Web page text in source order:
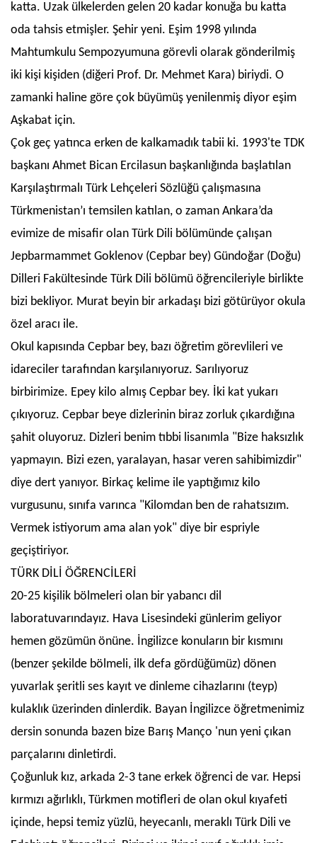
katta. Uzak ülkelerden gelen 20 kadar konuğa bu katta
oda tahsis etmişler. Şehir yeni. Eşim 1998 yılında
Mahtumkulu Sempozyumuna görevli olarak gönderilmiş
iki kişi kişiden (diğeri Prof. Dr. Mehmet Kara) biriydi. O
zamanki haline göre çok büyümüş yenilenmiş diyor eşim
Aşkabat için.
Çok geç yatınca erken de kalkamadık tabii ki. 1993'te TDK
başkanı Ahmet Bican Ercilasun başkanlığında başlatılan
Karşılaştırmalı Türk Lehçeleri Sözlüğü çalışmasına
Türkmenistan’ı temsilen katılan, o zaman Ankara’da
evimize de misafir olan Türk Dili bölümünde çalışan
Jepbarmammet Goklenov (Cepbar bey) Gündoğar (Doğu)
Dilleri Fakültesinde Türk Dili bölümü öğrencileriyle birlikte
bizi bekliyor. Murat beyin bir arkadaşı bizi götürüyor okula
özel aracı ile.
Okul kapısında Cepbar bey, bazı öğretim görevlileri ve
idareciler tarafından karşılanıyoruz. Sarılıyoruz
birbirimize. Epey kilo almış Cepbar bey. İki kat yukarı
çıkıyoruz. Cepbar beye dizlerinin biraz zorluk çıkardığına
şahit oluyoruz. Dizleri benim tıbbi lisanımla "Bize haksızlık
yapmayın. Bizi ezen, yaralayan, hasar veren sahibimizdir"
diye dert yanıyor. Birkaç kelime ile yaptığımız kilo
vurgusunu, sınıfa varınca "Kilomdan ben de rahatsızım.
Vermek istiyorum ama alan yok" diye bir espriyle
geçiştiriyor.
TÜRK DİLİ ÖĞRENCİLERİ
20-25 kişilik bölmeleri olan bir yabancı dil
laboratuvarındayız. Hava Lisesindeki günlerim geliyor
hemen gözümün önüne. İngilizce konuların bir kısmını
(benzer şekilde bölmeli, ilk defa gördüğümüz) dönen
yuvarlak şeritli ses kayıt ve dinleme cihazlarını (teyp)
kulaklık üzerinden dinlerdik. Bayan İngilizce öğretmenimiz
dersin sonunda bazen bize Barış Manço 'nun yeni çıkan
parçalarını dinletirdi.
Çoğunluk kız, arkada 2-3 tane erkek öğrenci de var. Hepsi
kırmızı ağırlıklı, Türkmen motifleri de olan okul kıyafeti
içinde, hepsi temiz yüzlü, heyecanlı, meraklı Türk Dili ve